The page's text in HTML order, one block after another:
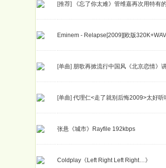
[推荐] 《忘了你太难》管维嘉再次用特有
Eminem - Relapse[2009][欧版
[单曲] 朋歌再掀流行中国风《北京恋情》
[单曲] 代理仁<走了就别后悔2009>太好听
张悬《城市》Rayfile 192kbps
Coldplay《Left Right Left Right…》